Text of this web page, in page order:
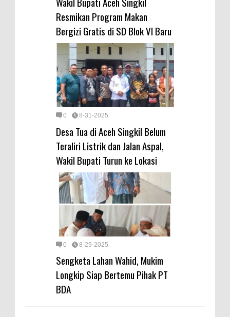
Resmikan Program Makan
Bergizi Gratis di SD Blok VI Baru
0 8-31-2025
Desa Tua di Aceh Singkil Belum
Teraliri Listrik dan Jalan Aspal,
Wakil Bupati Turun ke Lokasi
0 8-29-2025
Sengketa Lahan Wahid, Mukim
Longkip Siap Bertemu Pihak PT
BDA